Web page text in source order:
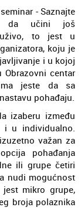
- Saznajte
da učini još
to jest u
koju je
i u kojoj
centar
jeste da sa
pohađaju.
izaberu između
i u individualno.
važan za
pohađanja
ili grupe četiri
nudi mogućnost
mikro grupe,
broja polaznika